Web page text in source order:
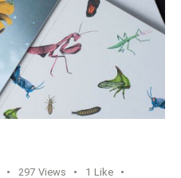
297 Views 1 Like